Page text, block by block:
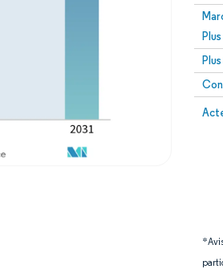
Image © Mordor Intelligence. La réutilisation nécessite